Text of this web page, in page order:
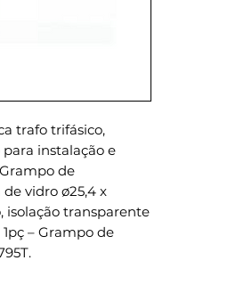
trafo trifásico,
instalação e
de
vidro ø25,4 x
isolação transparente
– Grampo de